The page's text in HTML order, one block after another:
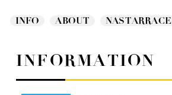
INFO ABOUT NASTARRACE
INFORMATION